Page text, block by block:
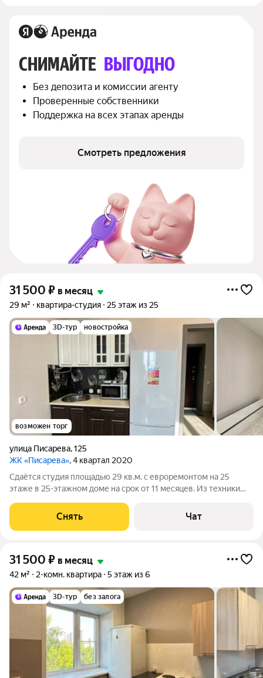
СНИМАЙТЕ ВЫГОДНО
Без депозита и комиссии агенту
Проверенные собственники
Поддержка на всех этапах аренды
Смотреть предложения
31 500 ₽ в месяц
29 м² квартира-студия 25 этаж из 25
3D-тур новостройка
возможен торг
улица Писарева,125
ЖК «Писарева», 4 квартал 2020
Сдаётся студия площадью 29 кв.м. с евроремонтом на 25
этаже в 25-этажном доме на срок от 11 месяцев. Из техники
Микроволновка Дом - кирпичный, окна выходят во двор. В
подъезде 4 лифта - 4
Снять Чат
31 500 ₽ в месяц
42 м² 2-комн. квартира 5 этаж из 6
3D-тур без залога